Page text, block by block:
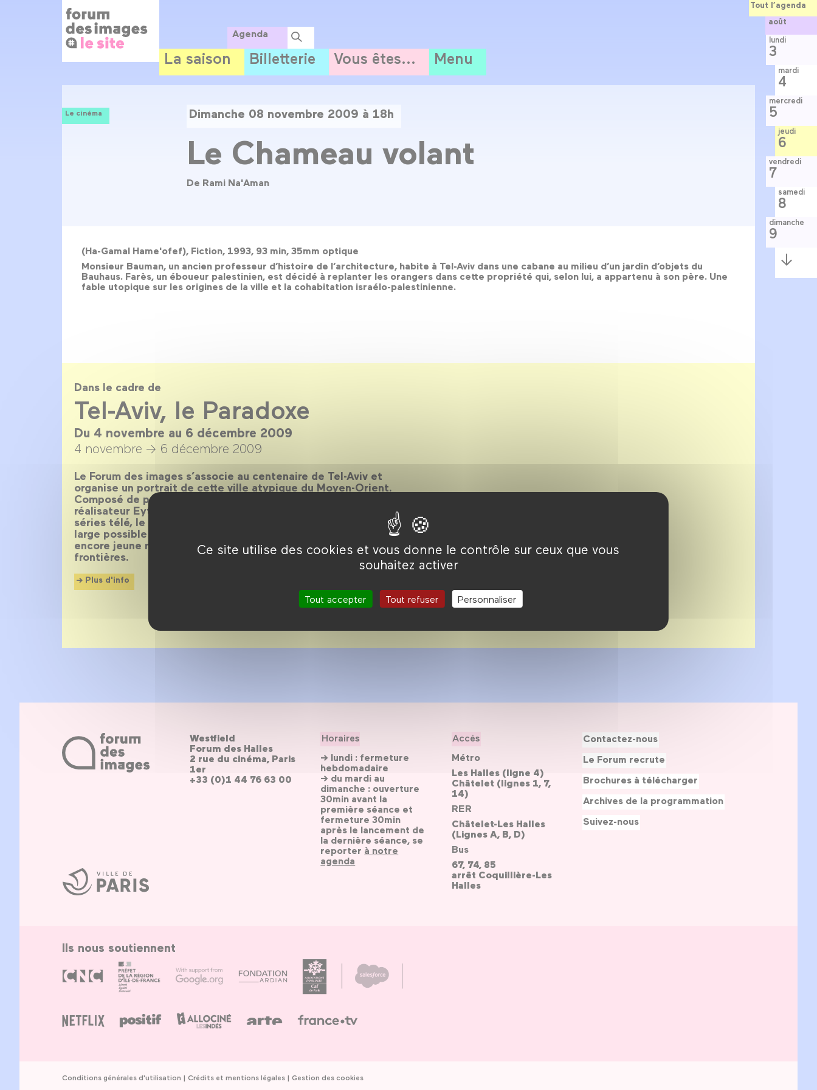
Ce site utilise des cookies et vous donne le contrôle sur ceux que vous
souhaitez activer
Tout accepter Tout refuser Personnaliser
Agenda
La saison Billetterie Vous êtes... Menu
Le cinéma Dimanche 08 novembre 2009 à 18h
Le Chameau volant
De Rami Na'Aman
(Ha-Gamal Hame'ofef), Fiction, 1993, 93 min, 35mm optique
Monsieur Bauman, un ancien professeur d’histoire de l’architecture, habite à Tel-Aviv dans une cabane au milieu d’un jardin d’objets du
Bauhaus. Farès, un éboueur palestinien, est décidé à replanter les orangers dans cette propriété qui, selon lui, a appartenu à son père. Une
fable utopique sur les origines de la ville et la cohabitation israélo-palestinienne.
Dans le cadre de
Tel-Aviv, le Paradoxe
Du 4 novembre au 6 décembre 2009
4 novembre → 6 décembre 2009
Le Forum des images s’associe au centenaire de Tel-Aviv et
organise un portrait de cette ville atypique du Moyen-Orient.
Composé de près de 80 films, de tables rondes, d’hommages au
réalisateur Eytan Fox et à l’actrice Gila Almagor, d’une nuit des
séries télé, le Forum des images dresse un panorama le plus
large possible des différents aspects d'une ville et d’un cinéma
encore jeune mais de plus en plus reconnu en dehors de ses
frontières.
Plus d'info
Tout l’agenda
août
lundi
3
mardi
4
mercredi
5
jeudi
6
vendredi
7
samedi
8
dimanche
9
Semaine
suivante
Ville
de
Paris
Westfield
Forum des Halles
2 rue du cinéma, Paris
1er
+33 (0)1 44 76 63 00
Horaires
→ lundi : fermeture
hebdomadaire
→ du mardi au
dimanche : ouverture
30min avant la
première séance et
fermeture 30min
après le lancement de
la dernière séance, se
reporter à notre
agenda
Accès
Métro
Les Halles (ligne 4)
Châtelet (lignes 1, 7,
14)
RER
Châtelet-Les Halles
(Lignes A, B, D)
Bus
67, 74, 85
arrêt Coquillière-Les
Halles
Contactez-nous
Le Forum recrute
Brochures à télécharger
Archives de la programmation
Suivez-nous
Ils nous soutiennent
Conditions générales d'utilisation Crédits et mentions légales Gestion des cookies